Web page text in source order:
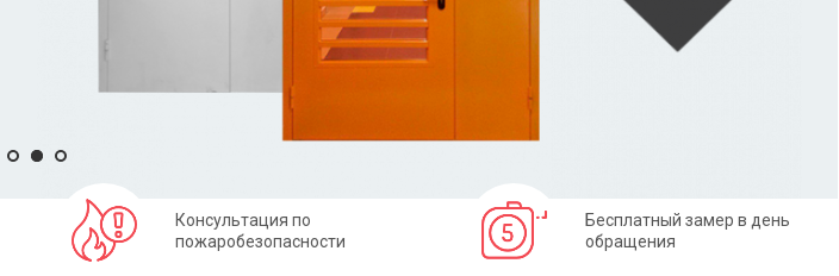
Консультация по
пожаробезопасности
Бесплатный замер в день
обращения